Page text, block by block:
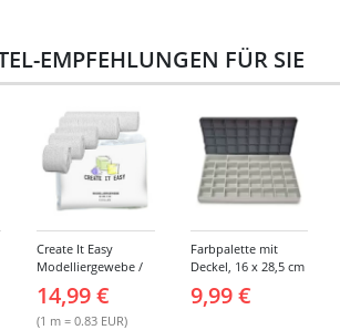
EMPFEHLUNGEN FÜR SIE
Create It Easy
Modelliergewebe /
breit, 3m lang, 6
Stück
14,99 €
(1 m = 0.83 EUR)
Farbpalette mit
Deckel, 16 x 28,5 cm
9,99 €